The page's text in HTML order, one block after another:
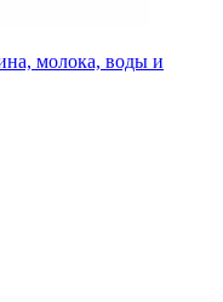
молока, воды и